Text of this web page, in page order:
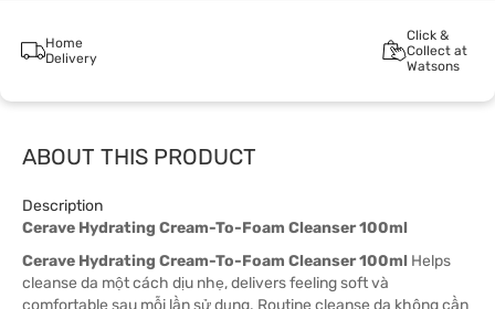
Home
Delivery
Click &
Collect at
Watsons
ABOUT THIS PRODUCT
Description
Cerave Hydrating Cream-To-Foam Cleanser 100ml
Cerave Hydrating Cream-To-Foam Cleanser 100ml Helps
cleanse da một cách dịu nhẹ, delivers feeling soft và
comfortable sau mỗi lần sử dụng. Routine cleanse da không cần